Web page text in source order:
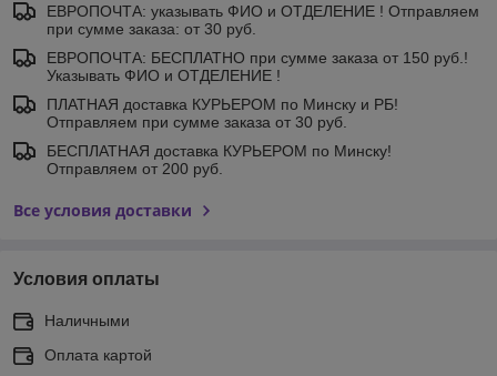
ЕВРОПОЧТА: указывать ФИО и ОТДЕЛЕНИЕ ! Отправляем
при сумме заказа: от 30 руб.
ЕВРОПОЧТА: БЕСПЛАТНО при сумме заказа от 150 руб.!
Указывать ФИО и ОТДЕЛЕНИЕ !
ПЛАТНАЯ доставка КУРЬЕРОМ по Минску и РБ!
Отправляем при сумме заказа от 30 руб.
БЕСПЛАТНАЯ доставка КУРЬЕРОМ по Минску!
Отправляем от 200 руб.
Все условия доставки
Условия оплаты
Наличными
Оплата картой